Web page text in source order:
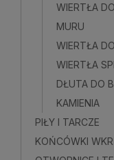
WIERTŁA
MURU
WIERTŁA
WIERTŁA
DŁUTA DO
KAMIENIA
PIŁY I TARCZE
KOŃCÓWKI